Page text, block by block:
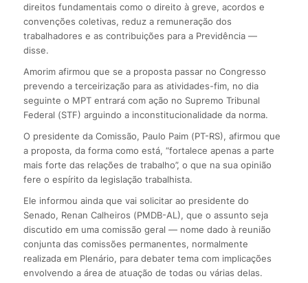
direitos fundamentais como o direito à greve, acordos e
convenções coletivas, reduz a remuneração dos
trabalhadores e as contribuições para a Previdência —
disse.
Amorim afirmou que se a proposta passar no Congresso
prevendo a terceirização para as atividades-fim, no dia
seguinte o MPT entrará com ação no Supremo Tribunal
Federal (STF) arguindo a inconstitucionalidade da norma.
O presidente da Comissão, Paulo Paim (PT-RS), afirmou que
a proposta, da forma como está, “fortalece apenas a parte
mais forte das relações de trabalho”, o que na sua opinião
fere o espírito da legislação trabalhista.
Ele informou ainda que vai solicitar ao presidente do
Senado, Renan Calheiros (PMDB-AL), que o assunto seja
discutido em uma comissão geral — nome dado à reunião
conjunta das comissões permanentes, normalmente
realizada em Plenário, para debater tema com implicações
envolvendo a área de atuação de todas ou várias delas.